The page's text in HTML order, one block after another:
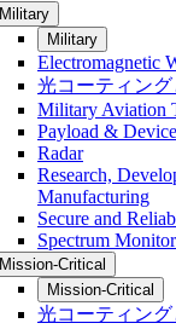
Military
Military
Electromagnetic
光コーティン
Military Aviation
Payload &
Radar
Research,
Manufacturing
Secure and
Spectrum
Mission-Critical
Mission-Critical
光コーティン